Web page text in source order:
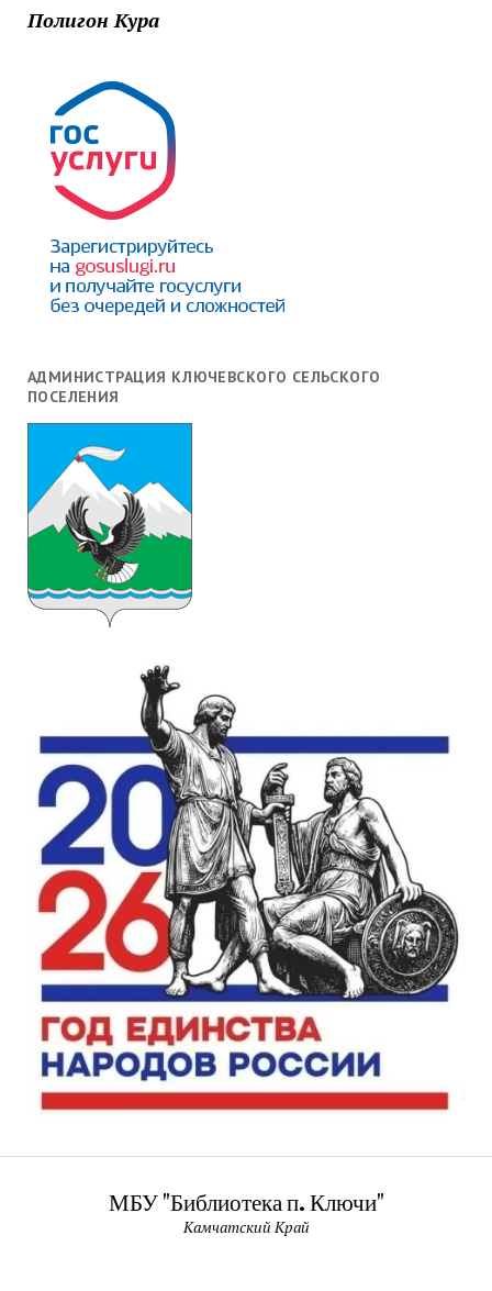
Полигон Кура
АДМИНИСТРАЦИЯ КЛЮЧЕВСКОГО СЕЛЬСКОГО
ПОСЕЛЕНИЯ
МБУ "Библиотека п. Ключи"
Камчатский Край